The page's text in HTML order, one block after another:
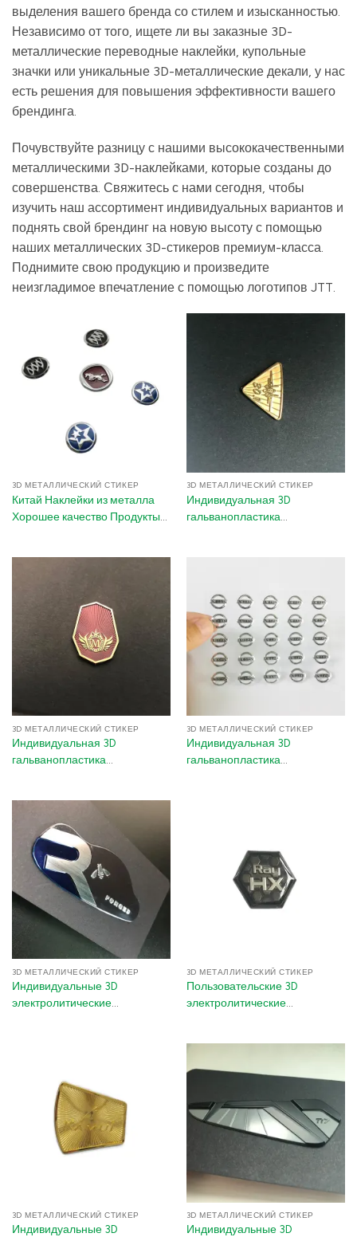
выделения вашего бренда со стилем и изысканностью.
Независимо от того, ищете ли вы заказные 3D-
металлические переводные наклейки, купольные
значки или уникальные 3D-металлические декали, у нас
есть решения для повышения эффективности вашего
брендинга.
Почувствуйте разницу с нашими высококачественными
металлическими 3D-наклейками, которые созданы до
совершенства. Свяжитесь с нами сегодня, чтобы
изучить наш ассортимент индивидуальных вариантов и
поднять свой брендинг на новую высоту с помощью
наших металлических 3D-стикеров премиум-класса.
Поднимите свою продукцию и произведите
неизгладимое впечатление с помощью логотипов JTT.
3D МЕТАЛЛИЧЕСКИЙ СТИКЕР
Китай Наклейки из металла
Хорошее качество Продукты
Аксессуары для автомобиля
3D МЕТАЛЛИЧЕСКИЙ СТИКЕР
Индивидуальная 3D
гальванопластика
3D МЕТАЛЛИЧЕСКИЙ СТИКЕР
Индивидуальная 3D
гальванопластика
бытовой техники и
электроники
3D МЕТАЛЛИЧЕСКИЙ СТИКЕР
Индивидуальная 3D
гальванопластика
(Серебро/Золото/Розовое
3D МЕТАЛЛИЧЕСКИЙ СТИКЕР
Индивидуальные 3D
электролитические
3D МЕТАЛЛИЧЕСКИЙ СТИКЕР
Пользовательские 3D
электролитические
клеем 3M для упаковки
электроники и бытовой
техники
3D МЕТАЛЛИЧЕСКИЙ СТИКЕР
Индивидуальные 3D
3D МЕТАЛЛИЧЕСКИЙ СТИКЕР
Индивидуальные 3D